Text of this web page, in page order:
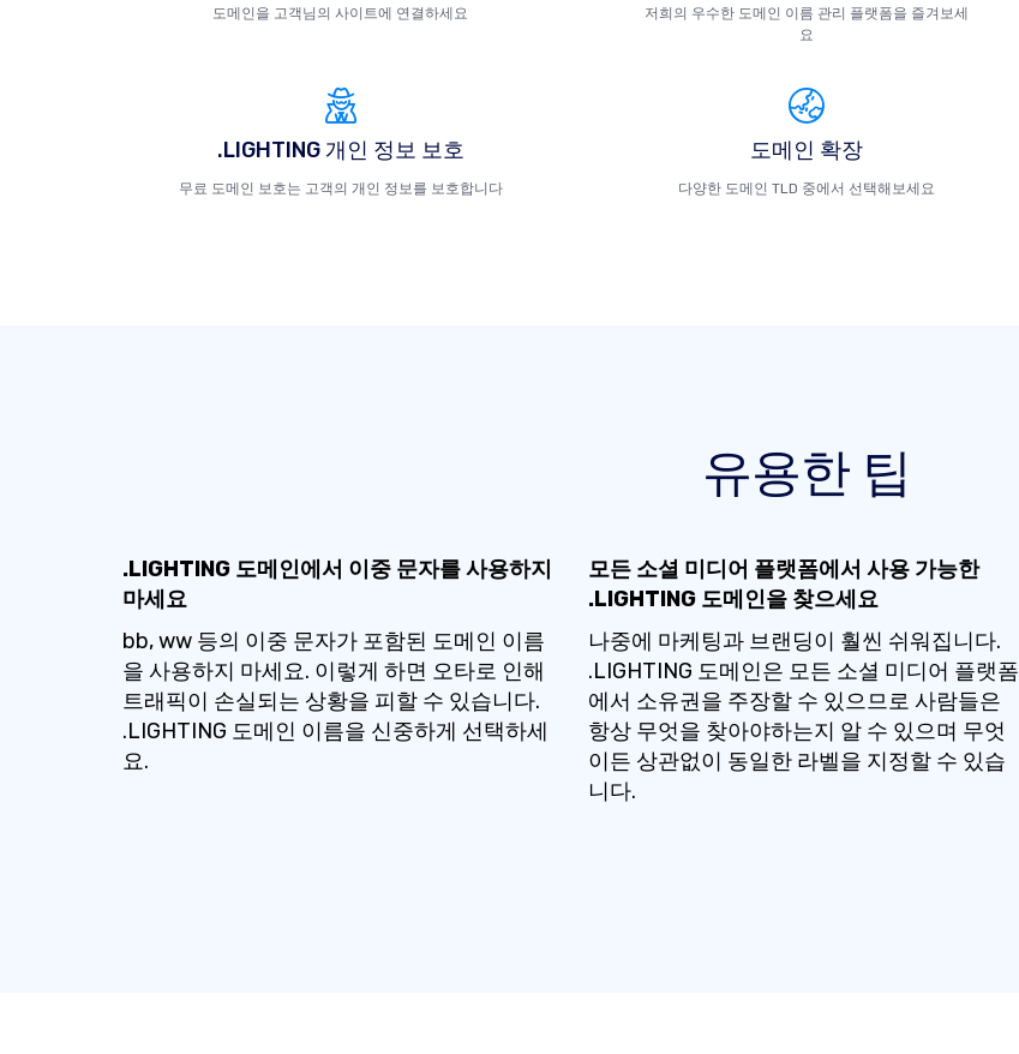
도메인을 고객님의 사이트에 연결하세요
저희의 우수한 도메인 이름 관리 플랫폼을 즐겨보세
요
.LIGHTING 개인 정보 보호
무료 도메인 보호는 고객의 개인 정보를 보호합니다
도메인 확장
다양한 도메인 TLD 중에서 선택해보세요
유용한 팁
.LIGHTING 도메인에서 이중 문자를 사용하지
마세요
bb, ww 등의 이중 문자가 포함된 도메인 이름
을 사용하지 마세요. 이렇게 하면 오타로 인해
트래픽이 손실되는 상황을 피할 수 있습니다.
.LIGHTING 도메인 이름을 신중하게 선택하세
요.
모든 소셜 미디어 플랫폼에서 사용 가능한
.LIGHTING 도메인을 찾으세요
나중에 마케팅과 브랜딩이 훨씬 쉬워집니다.
.LIGHTING 도메인은 모든 소셜 미디어 플랫폼
에서 소유권을 주장할 수 있으므로 사람들은
항상 무엇을 찾아야하는지 알 수 있으며 무엇
이든 상관없이 동일한 라벨을 지정할 수 있습
니다.